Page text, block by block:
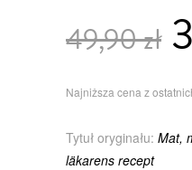
49,90 zł
Najniższa cena z
Tytuł oryginału: Mat,
läkarens recept